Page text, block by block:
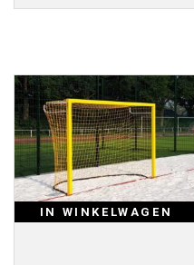
IN WINKELWAGEN